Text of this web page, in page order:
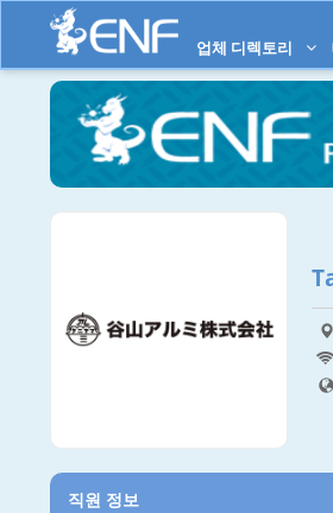
업체 디렉토리
직원 정보